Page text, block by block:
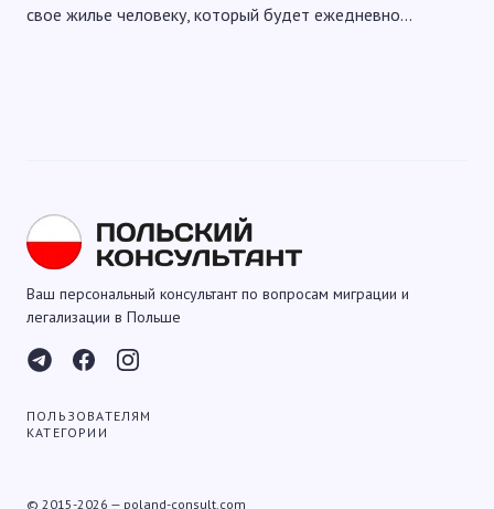
свое жилье человеку, который будет ежедневно…
Ваш персональный консультант по вопросам миграции и
легализации в Польше
ПОЛЬЗОВАТЕЛЯМ
КАТЕГОРИИ
© 2015-2026 — poland-consult.com